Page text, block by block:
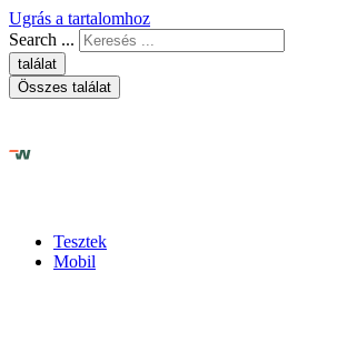
Ugrás a tartalomhoz
Search ...
találat
Összes találat
Tesztek
Mobil